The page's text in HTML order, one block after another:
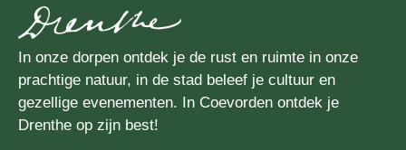
In onze dorpen ontdek je de rust en ruimte in onze
prachtige natuur, in de stad beleef je cultuur en
gezellige evenementen. In Coevorden ontdek je
Drenthe op zijn best!